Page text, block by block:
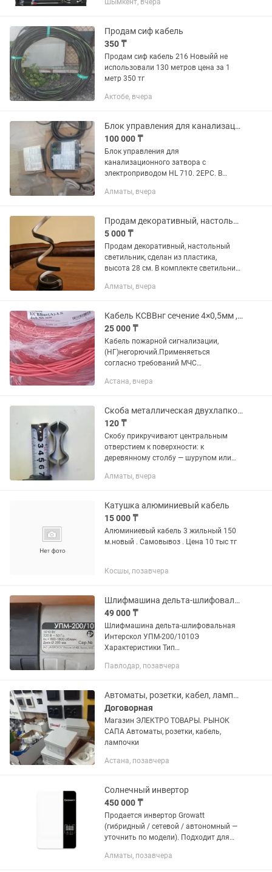
инструменты от проверенного
но нет...
Шымкент, вчера
Продам сиф кабель
350 ₸
Продам сиф кабель 216 Новыйй не
использовали 130 метров цена за 1
метр 350 тг
Актобе, вчера
Блок управления для канализационного затвора c электроприводом HL 710. 2ЕPC
100 000 ₸
Блок управления для
канализационного затвора c
электроприводом HL 710. 2ЕPC. B
управления для НТ 710. 2ЕРС (версия
кабелем (6м) и...
Алматы, вчера
Продам декоративный, настольный светильник, сделан из пластика
5 000 ₸
Продам декоративный, настольный
светильник, сделан из пластика,
высота 28 см. В комплекте светильник,
холодный белый, нейтральный белый,
Алматы, вчера
Кабель КСВВнг сечение 4×0,5мм ,200 метров бухта.Красного цвета.
25 000 ₸
Кабель пожарной сигнализации,
(НГ)негорючий.Применяеться
согласно требований МЧС
ассортименте . Скидки при большом
Астана, вчера
Скоба металлическая двухлапковая двусторонняя и предназначается для кабелей
120 ₸
Скобу прикручивают центральным
отверстием к поверхности: к
деревянному столбу — шурупом или
дюбелем либо специальным
конструкции —...
Алматы, вчера
Катушка алюминиевый кабель
15 000 ₸
Алюминиевый кабель 3 жильный 150
м.новый . Самовывоз . Цена 10 тыс тг
Косшы, позавчера
Шлифмашина дельта-шлифовальная Интерскол УПМ-200/1010Э
49 000 ₸
Шлифмашина дельта-шлифовальная
Интерскол УПМ-200/1010Э
Характеристики Тип
мощность 1010.0 Вт Максимальная
мин Максимальный...
Павлодар, позавчера
Автоматы, розетки, кабел, лампочки
Договорная
Магазин ЭЛЕКТРО ТОВАРЫ. РЫНОК
САПА Автоматы, розетки, кабель,
лампочки
Астана, позавчера
Солнечный инвертор
450 000 ₸
Продается инвертор Growatt
(гибридный / сетевой / автономный —
уточнить по модели). Подходит для
бизнеса. Преимущества: ⚡ Экономия
Алматы, позавчера